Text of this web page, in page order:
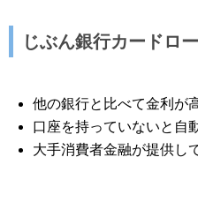
じぶん銀行カードロ
他の銀行と比べて金利が
口座を持っていないと自
大手消費者金融が提供し